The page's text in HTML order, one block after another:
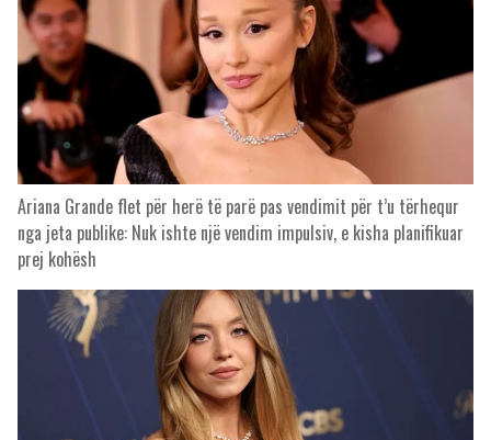
Ariana Grande flet për herë të parë pas vendimit për t’u tërhequr
nga jeta publike: Nuk ishte një vendim impulsiv, e kisha planifikuar
prej kohësh